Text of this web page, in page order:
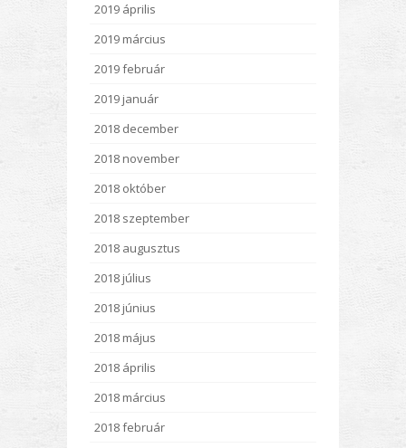
2019 április
2019 március
2019 február
2019 január
2018 december
2018 november
2018 október
2018 szeptember
2018 augusztus
2018 július
2018 június
2018 május
2018 április
2018 március
2018 február